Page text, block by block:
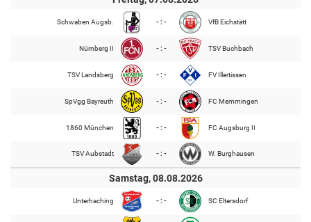
Schwaben Augsb. - : - VfB Eichstätt
Nürnberg II - : - TSV Buchbach
TSV Landsberg - : - FV Illertissen
SpVgg Bayreuth - : - FC Memmingen
1860 München - : - FC Augsburg II
TSV Aubstadt - : - W. Burghausen
Samstag, 08.08.2026
Unterhaching - : - SC Eltersdorf